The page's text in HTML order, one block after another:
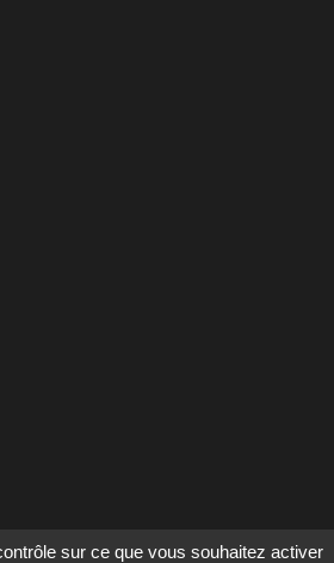
sur ce que vous souhaitez activer